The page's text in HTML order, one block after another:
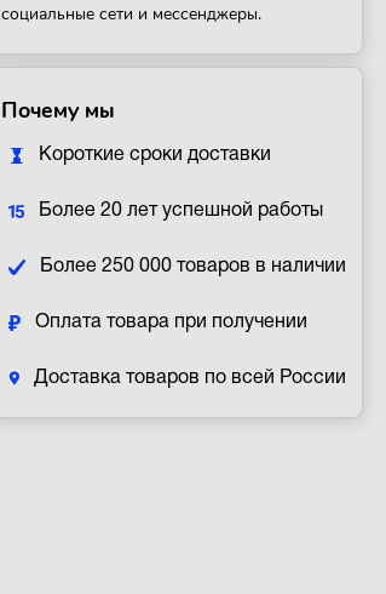
социальные сети и мессенджеры.
Почему мы
Короткие сроки доставки
Более 20 лет успешной работы
Более 250 000 товаров в наличии
Оплата товара при получении
Доставка товаров по всей России